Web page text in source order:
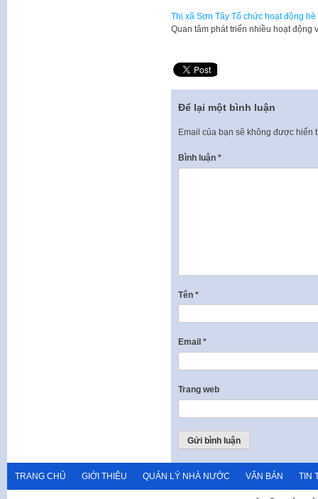
Thị xã Sơn Tây Tổ chức hoạt động
Quan tâm phát triển nhiều hoạt
Để lại một bình luận
Email của bạn sẽ không được hiển
Bình luận *
Tên *
Email *
Trang web
TRANG CHỦ GIỚI THIỆU QUẢN LÝ NHÀ NƯỚC VĂN BẢN TIN